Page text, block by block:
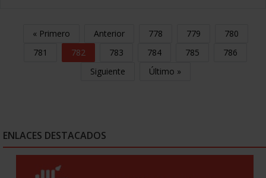
« Primero Anterior 778 779
780
781
782 783 784 785
786
Siguiente
Último »
ENLACES DESTACADOS